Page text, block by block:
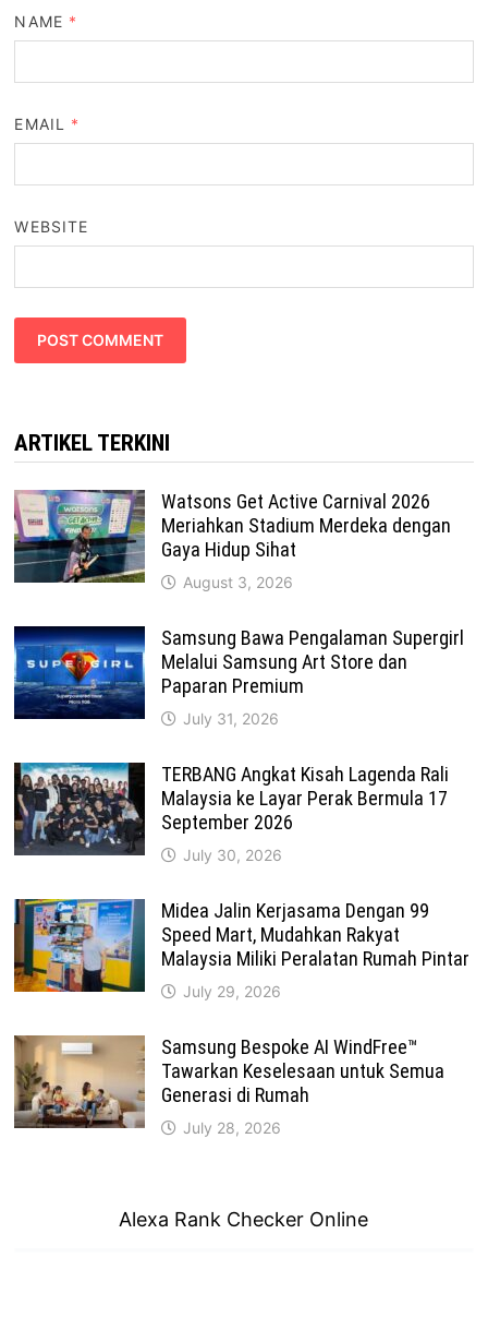
NAME *
EMAIL *
WEBSITE
ARTIKEL TERKINI
Watsons Get Active Carnival 2026
Meriahkan Stadium Merdeka dengan
Gaya Hidup Sihat
August 3, 2026
Samsung Bawa Pengalaman Supergirl
Melalui Samsung Art Store dan
Paparan Premium
July 31, 2026
TERBANG Angkat Kisah Lagenda Rali
Malaysia ke Layar Perak Bermula 17
September 2026
July 30, 2026
Midea Jalin Kerjasama Dengan 99
Speed Mart, Mudahkan Rakyat
Malaysia Miliki Peralatan Rumah Pintar
July 29, 2026
Samsung Bespoke AI WindFree™
Tawarkan Keselesaan untuk Semua
Generasi di Rumah
July 28, 2026
Alexa Rank Checker Online